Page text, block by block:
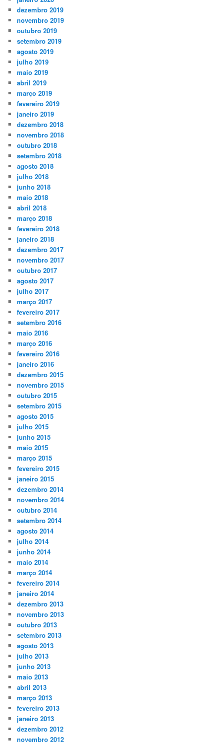
dezembro 2019
novembro 2019
outubro 2019
setembro 2019
agosto 2019
julho 2019
maio 2019
abril 2019
março 2019
fevereiro 2019
janeiro 2019
dezembro 2018
novembro 2018
outubro 2018
setembro 2018
agosto 2018
julho 2018
junho 2018
maio 2018
abril 2018
março 2018
fevereiro 2018
janeiro 2018
dezembro 2017
novembro 2017
outubro 2017
agosto 2017
julho 2017
março 2017
fevereiro 2017
setembro 2016
maio 2016
março 2016
fevereiro 2016
janeiro 2016
dezembro 2015
novembro 2015
outubro 2015
setembro 2015
agosto 2015
julho 2015
junho 2015
maio 2015
março 2015
fevereiro 2015
janeiro 2015
dezembro 2014
novembro 2014
outubro 2014
setembro 2014
agosto 2014
julho 2014
junho 2014
maio 2014
março 2014
fevereiro 2014
janeiro 2014
dezembro 2013
novembro 2013
outubro 2013
setembro 2013
agosto 2013
julho 2013
junho 2013
maio 2013
abril 2013
março 2013
fevereiro 2013
janeiro 2013
dezembro 2012
novembro 2012